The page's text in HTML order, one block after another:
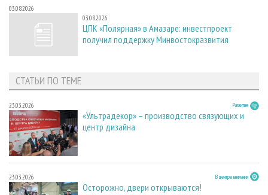
03.08.2026
03.08.2026
ЦПК «Полярная» в Амазаре: инвестпроект
получил поддержку Минвостокразвития
СТАТЬИ ПО ТЕМЕ
23.03.2026 Развитие
«Ультрадекор» – производство связующих и
центр дизайна
23.03.2026 В центре внимания
Осторожно, двери открываются!